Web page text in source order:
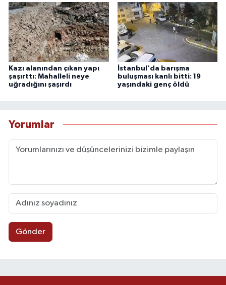
Kazı alanından çıkan yapı
şaşırttı: Mahalleli neye
uğradığını şaşırdı
İstanbul'da barışma
buluşması kanlı bitti: 19
yaşındaki genç öldü
Yorumlar
Gönder